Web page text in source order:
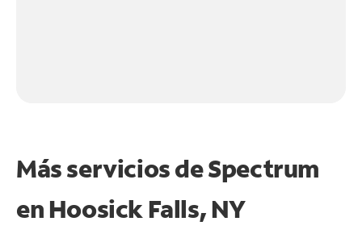
Más servicios de Spectrum
en Hoosick Falls, NY